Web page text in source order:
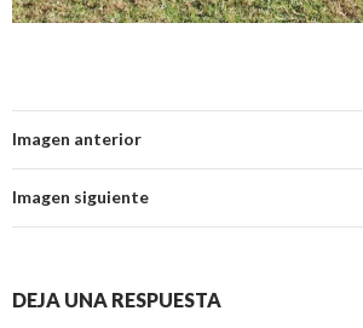
Imagen anterior
Imagen siguiente
DEJA UNA RESPUESTA